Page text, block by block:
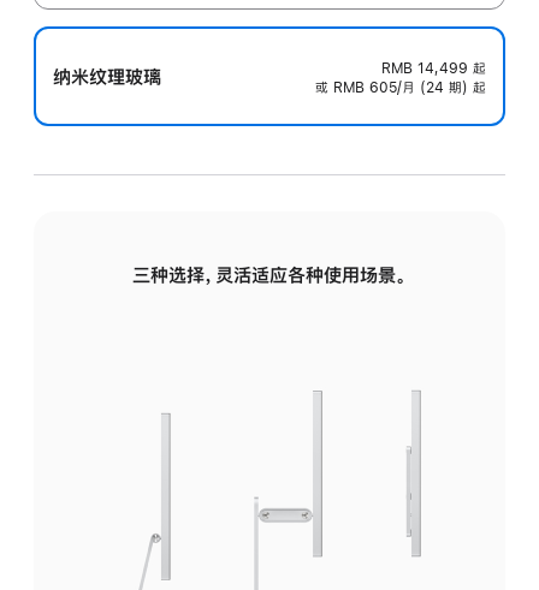
纳米纹理玻璃 RMB 14,499 起
或 RMB 605/月 (24 期) 起
三种选择，灵活适应各种使用场景。